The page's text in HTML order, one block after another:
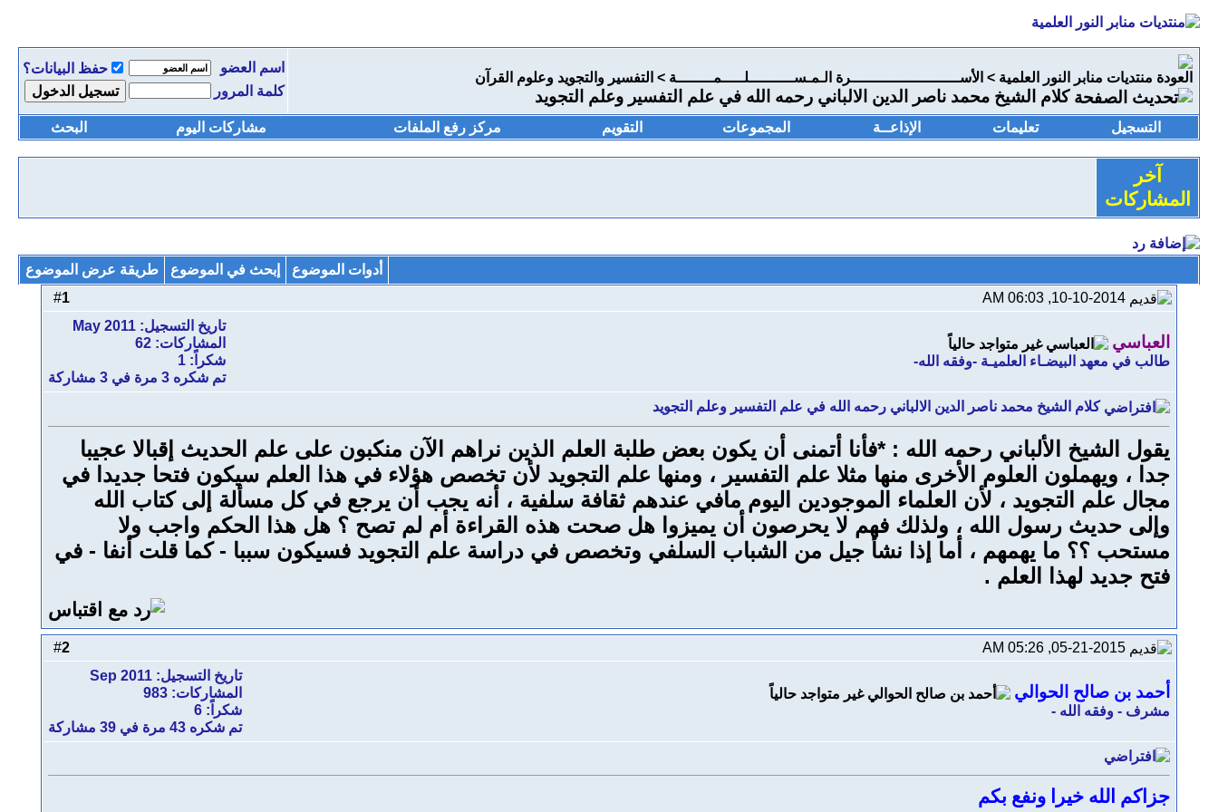
منتديات منابر النور العلمية > الأســــــــــــــــــــــــرة الـمـســــــــــلـــــمــــــــة > التفسير والتجويد وعلوم القرآن
كلام الشيخ محمد ناصر الدين الالباني رحمه الله في علم التفسير وعلم التجويد
اسم العضو
حفظ البيانات؟
كلمة المرور
التسجيل تعليمات الإذاعــة المجموعات التقويم مركز رفع الملفات مشاركات اليوم البحث
آخر
المشاركات
أدوات الموضوع إبحث في الموضوع
طريقة عرض الموضوع
1
العباسي
طالب في معهد البيضـاء العلميـة -وفقه الله-
تاريخ التسجيل: May 2011
المشاركات: 62
شكراً: 1
تم شكره 3 مرة في 3 مشاركة
كلام الشيخ محمد ناصر الدين الالباني رحمه الله في علم التفسير وعلم التجويد
يقول الشيخ الألباني رحمه الله : *فأنا أتمنى أن يكون بعض طلبة العلم الذين نراهم الآن منكبون على علم الحديث إقبالا عجيبا
جدا ، ويهملون العلوم الأخرى منها مثلا علم التفسير ، ومنها علم التجويد لأن تخصص هؤلاء في هذا العلم سيكون فتحا جديدا في
مجال علم التجويد ، لأن العلماء الموجودين اليوم مافي عندهم ثقافة سلفية ، أنه يجب أن يرجع في كل مسألة إلى كتاب الله
وإلى حديث رسول الله ، ولذلك فهم لا يحرصون أن يميزوا هل صحت هذه القراءة أم لم تصح ؟ هل هذا الحكم واجب ولا
مستحب ؟؟ ما يهمهم ، أما إذا نشأ جيل من الشباب السلفي وتخصص في دراسة علم التجويد فسيكون سببا - كما قلت أنفا - في
فتح جديد لهذا العلم .
2
أحمد بن صالح الحوالي
مشرف - وفقه الله -
تاريخ التسجيل: Sep 2011
المشاركات: 983
شكراً: 6
تم شكره 43 مرة في 39 مشاركة
جزاكم الله خيرا ونفع بكم